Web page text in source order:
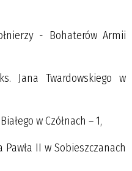
- Bohaterów Armii
Jana Twardowskiego w
w Czółnach – 1,
Pawła II w Sobieszczanach